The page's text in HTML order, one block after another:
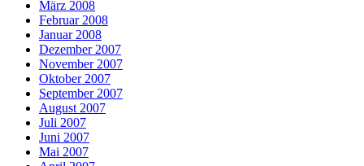
März 2008
Februar 2008
Januar 2008
Dezember 2007
November 2007
Oktober 2007
September 2007
August 2007
Juli 2007
Juni 2007
Mai 2007